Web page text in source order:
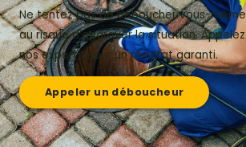
Ne tentez pas de déboucher vous-même
au risque d’aggraver la situation. Appelez
nos experts pour un résultat garanti.
Appeler un déboucheur